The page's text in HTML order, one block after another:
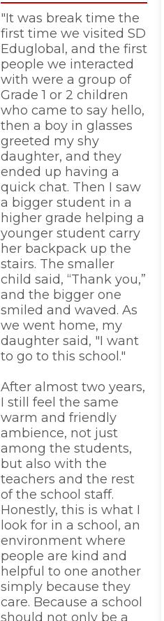
"It was break time the
first time we visited SD
Eduglobal, and the first
people we interacted
with were a group of
Grade 1 or 2 children
who came to say hello,
then a boy in glasses
greeted my shy
daughter, and they
ended up having a
quick chat. Then I saw
a bigger student in a
higher grade helping a
younger student carry
her backpack up the
stairs. The smaller
child said, “Thank you,”
and the bigger one
smiled and waved. As
we went home, my
daughter said, "I want
to go to this school."
After almost two years,
I still feel the same
warm and friendly
ambience, not just
among the students,
but also with the
teachers and the rest
of the school staff.
Honestly, this is what I
look for in a school, an
environment where
people are kind and
helpful to one another
simply because they
care. Because a school
should not only be a